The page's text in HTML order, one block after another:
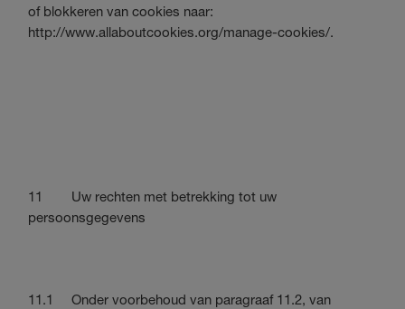
of blokkeren van cookies naar:
http://www.allaboutcookies.org/manage-cookies/.
11 Uw rechten met betrekking tot uw
persoonsgegevens
11.1 Onder voorbehoud van paragraaf 11.2, van